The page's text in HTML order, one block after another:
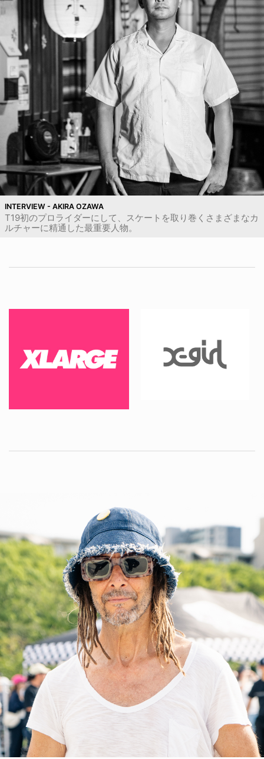
INTERVIEW - AKIRA OZAWA
T19初のプロライダーにして、スケートを取り巻くさまざまなカ
ルチャーに精通した最重要人物。